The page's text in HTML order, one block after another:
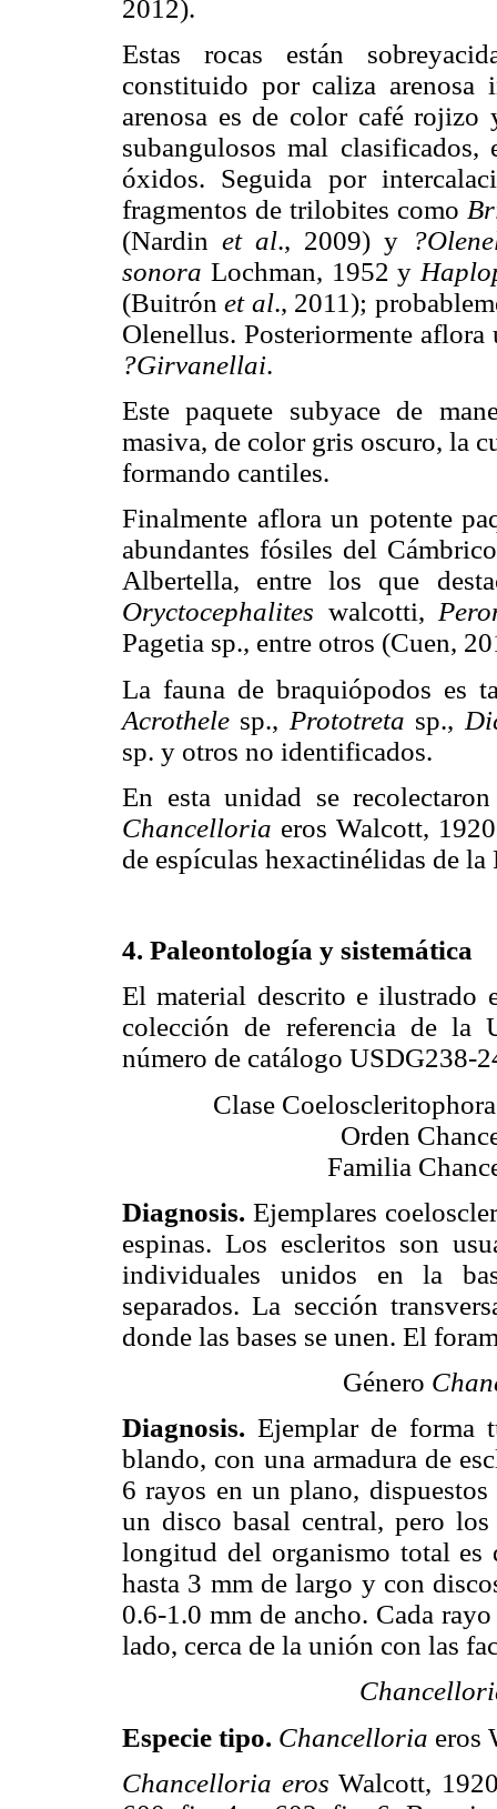
2012).
Estas rocas están
constituido por caliza
arenosa es de color café rojizo
subangulosos mal
óxidos. Seguida por
fragmentos de trilobites como
(Nardinet al., 2009) y
sonora Lochman, 1952 y
(Buitrónet al., 2011);
Olenellus. Posteriormente
?Girvanellai.
Este paquete subyace de
masiva, de color gris oscuro, la
formando cantiles.
Finalmente aflora un potente
abundantes fósiles del
Albertella, entre los que
Oryctocephalites walcotti,
Pagetia sp., entre otros (Cuen,
La fauna de braquiópodos es
Acrothele sp., Prototreta sp.,
sp. y otros no identificados.
En esta unidad se
Chancelloria eros Walcott,
de espículas hexactinélidas de
4. Paleontología y sistemática
El material descrito e ilustrado
colección de referencia de la
número de catálogo USDG238-
Clase
Orden
Familia
Diagnosis.Ejemplares
espinas. Los escleritos son
individuales unidos en la
separados. La sección
donde las bases se unen. El
Género
Diagnosis. Ejemplar de forma
blando, con una armadura de
6 rayos en un plano,
un disco basal central, pero
longitud del organismo total
hasta 3 mm de largo y con
0.6-1.0 mm de ancho. Cada
lado, cerca de la unión con las
Especie tipo. Chancelloria eros
Chancelloria eros Walcott,